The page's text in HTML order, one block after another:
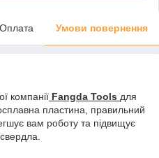
Оплата Умови повернення
компанії Fangda Tools для
пластина, правильний
вам роботу та підвищує